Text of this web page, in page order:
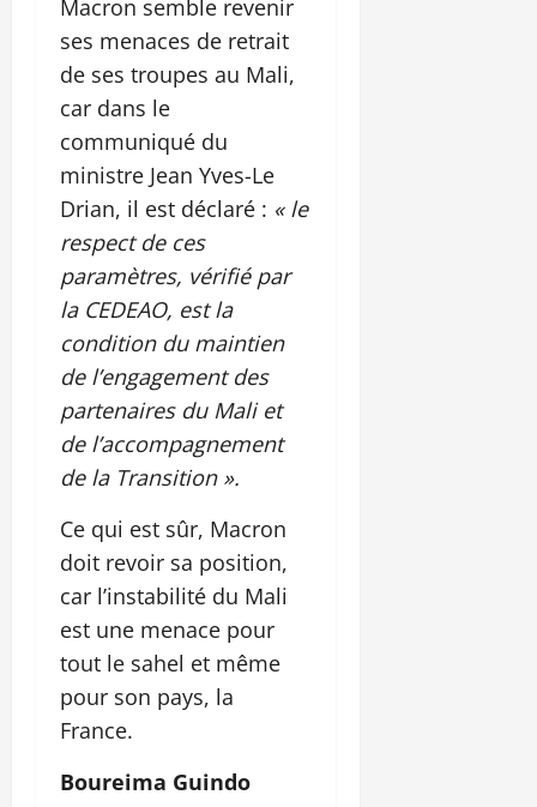
Macron semble revenir
ses menaces de retrait
de ses troupes au Mali,
car dans le
communiqué du
ministre Jean Yves-Le
Drian, il est déclaré : « le
respect de ces
paramètres, vérifié par
la CEDEAO, est la
condition du maintien
de l’engagement des
partenaires du Mali et
de l’accompagnement
de la Transition ».
Ce qui est sûr, Macron
doit revoir sa position,
car l’instabilité du Mali
est une menace pour
tout le sahel et même
pour son pays, la
France.
Boureima Guindo